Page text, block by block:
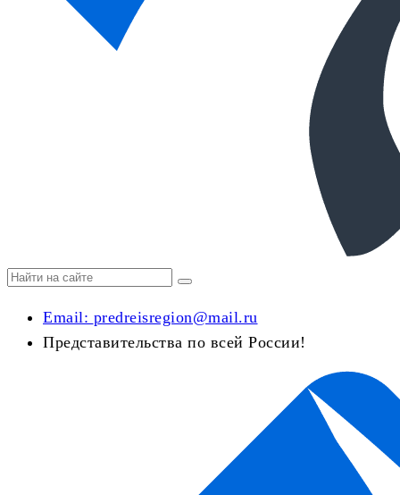
Email: predreisregion@mail.ru
Представительства по всей России!